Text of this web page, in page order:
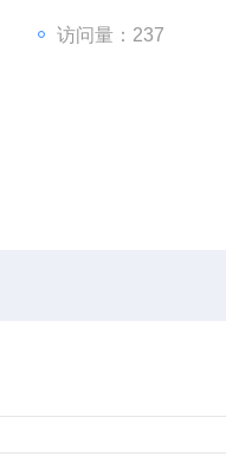
访问量：237